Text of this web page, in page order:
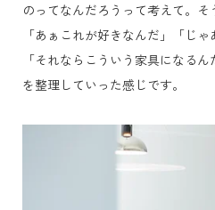
のってなんだろうって考えて。
「あぁこれが好きなんだ」「じゃ
「それならこういう家具になる
を整理していった感じです。